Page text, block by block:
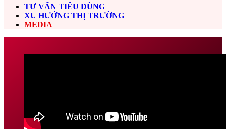
TƯ VẤN TIÊU DÙNG
XU HƯỚNG THỊ TRƯỜNG
MEDIA